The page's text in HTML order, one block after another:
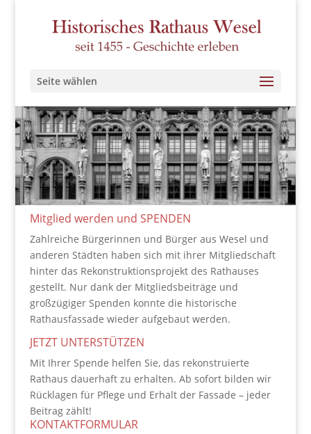
Seite wählen
Mitglied werden und SPENDEN
Zahlreiche Bürgerinnen und Bürger aus Wesel und
anderen Städten haben sich mit ihrer Mitgliedschaft
hinter das Rekonstruktionsprojekt des Rathauses
gestellt. Nur dank der Mitgliedsbeiträge und
großzügiger Spenden konnte die historische
Rathausfassade wieder aufgebaut werden.
JETZT UNTERSTÜTZEN
Mit Ihrer Spende helfen Sie, das rekonstruierte
Rathaus dauerhaft zu erhalten. Ab sofort bilden wir
Rücklagen für Pflege und Erhalt der Fassade – jeder
Beitrag zählt!
KONTAKTFORMULAR